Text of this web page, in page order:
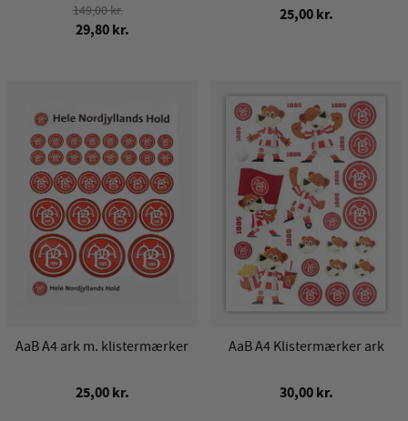
149,00 kr.
29,80 kr.
25,00 kr.
AaB A4 ark m. klistermærker
25,00 kr.
AaB A4 Klistermærker ark
30,00 kr.